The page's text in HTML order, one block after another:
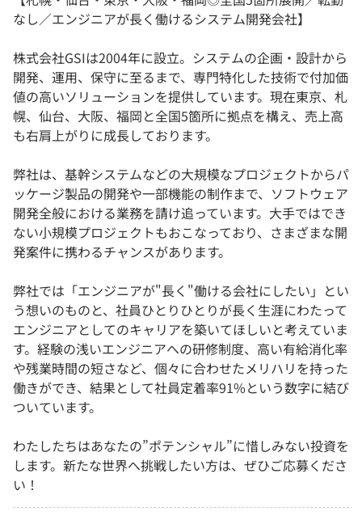
なし／エンジニアが長く働けるシステム開発会社】
株式会社GSIは2004年に設立。システムの企画・設計から
開発、運用、保守に至るまで、専門特化した技術で付加価
値の高いソリューションを提供しています。現在東京、札
幌、仙台、大阪、福岡と全国5箇所に拠点を構え、売上高
も右肩上がりに成長しております。
弊社は、基幹システムなどの大規模なプロジェクトからパ
ッケージ製品の開発や一部機能の制作まで、ソフトウェア
開発全般における業務を請け追っています。大手ではでき
ない小規模プロジェクトもおこなっており、さまざまな開
発案件に携わるチャンスがあります。
弊社では「エンジニアが"長く"働ける会社にしたい」とい
う想いのものと、社員ひとりひとりが長く生涯にわたって
エンジニアとしてのキャリアを築いてほしいと考えていま
す。経験の浅いエンジニアへの研修制度、高い有給消化率
や残業時間の短さなど、個々に合わせたメリハリを持った
働きができ、結果として社員定着率91%という数字に結び
ついています。
わたしたちはあなたの”ポテンシャル”に惜しみない投資を
します。新たな世界へ挑戦したい方は、ぜひご応募くださ
い！